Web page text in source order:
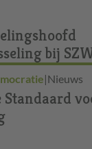
bij
|Nieuws
Standaard